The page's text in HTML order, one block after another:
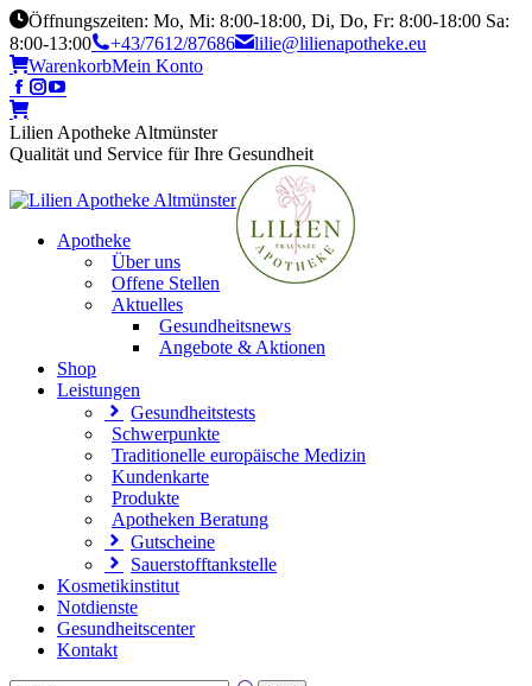
Öffnungszeiten: Mo, Mi: 8:00-18:00, Di, Do, Fr: 8:00-18:00 Sa:
8:00-13:00
+43/7612/87686
lilie@lilienapotheke.eu
WarenkorbMein Konto
Lilien Apotheke Altmünster
Qualität und Service für Ihre Gesundheit
Apotheke
Über uns
Offene Stellen
Aktuelles
Gesundheitsnews
Angebote & Aktionen
Shop
Leistungen
Gesundheitstests
Schwerpunkte
Traditionelle europäische Medizin
Kundenkarte
Produkte
Apotheken Beratung
Gutscheine
Sauerstofftankstelle
Kosmetikinstitut
Notdienste
Gesundheitscenter
Kontakt